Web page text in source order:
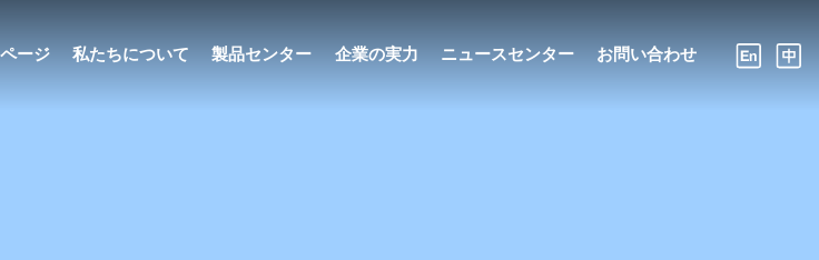
ージ 私たちについて 製品センター 企業の実力 ニュースセンター お問い合わせ